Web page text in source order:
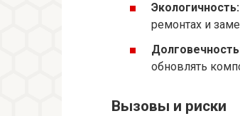
Экологичность:
ремонтах и
обновлять
Вызовы и риски